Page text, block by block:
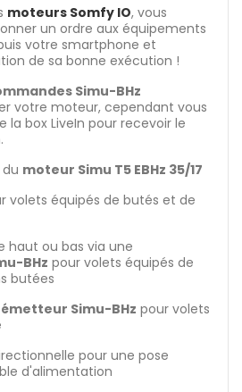
moteurs Somfy IO, vous
un ordre aux équipements
votre smartphone et
de sa bonne exécution !
Simu-BHz
votre moteur, cependant vous
la box LiveIn pour recevoir le
moteur Simu T5 EBHz 35/17
volets équipés de butés et de
ou bas via une
BHz pour volets équipés de
butées
émetteur Simu-BHz pour volets
pour une pose
d'alimentation